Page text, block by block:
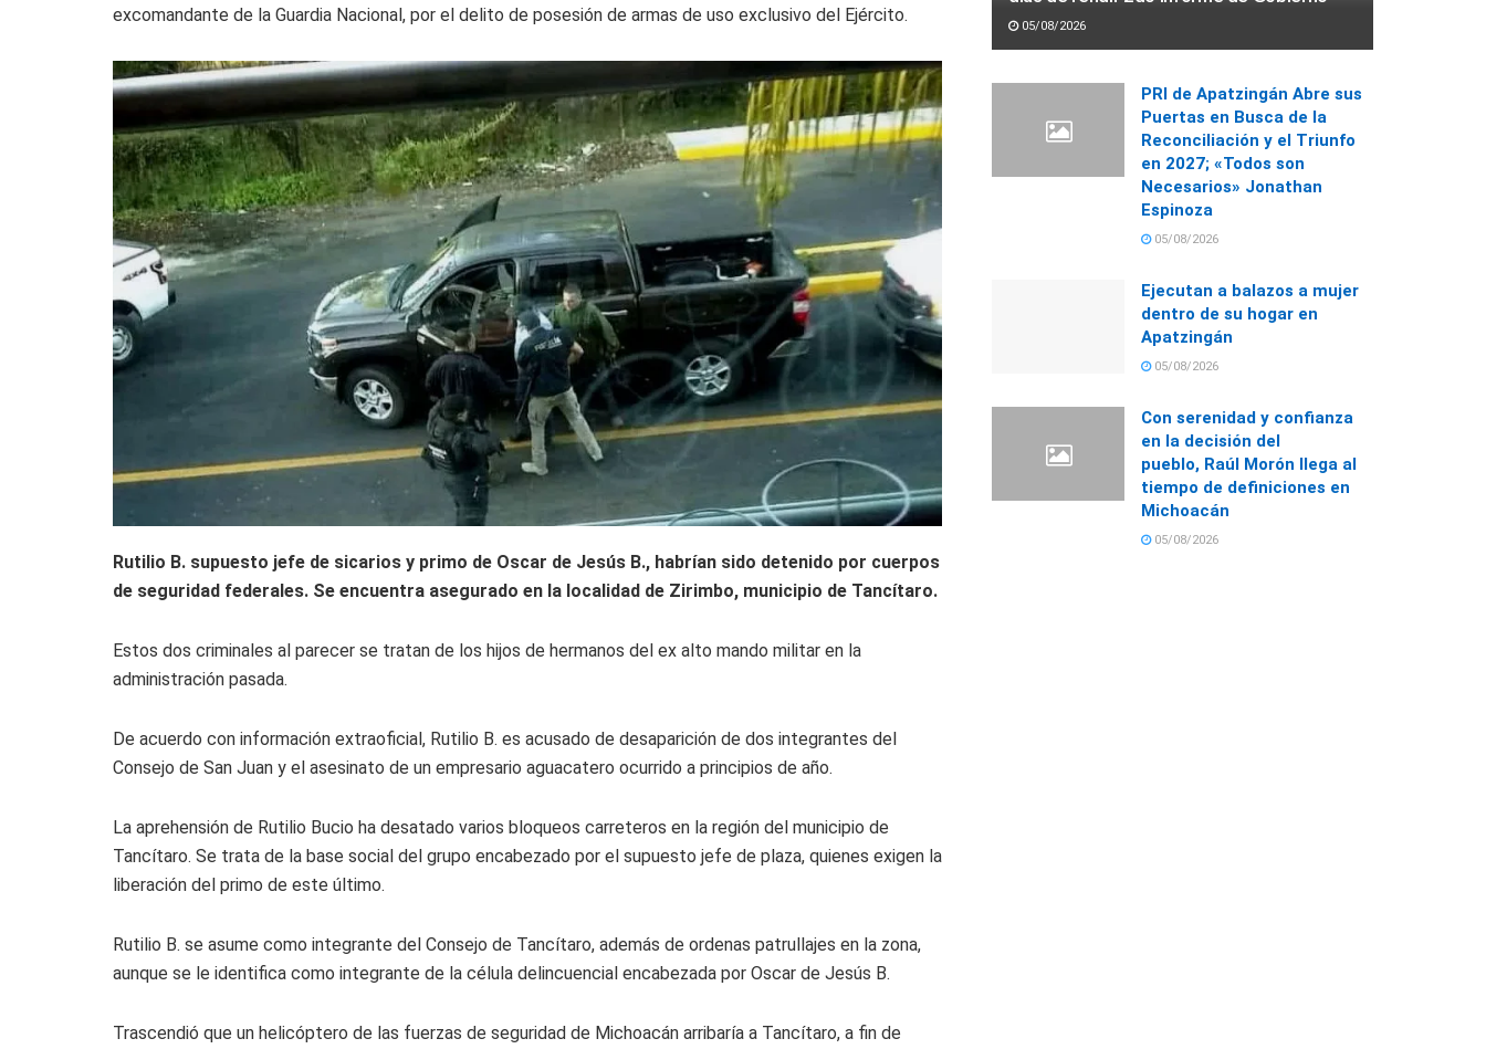
excomandante de la Guardia Nacional, por el delito de posesión de armas de uso exclusivo del Ejército.
Rutilio B. supuesto jefe de sicarios y primo de Oscar de Jesús B., habrían sido detenido por cuerpos
de seguridad federales. Se encuentra asegurado en la localidad de Zirimbo, municipio de Tancítaro.
Estos dos criminales al parecer se tratan de los hijos de hermanos del ex alto mando militar en la
administración pasada.
De acuerdo con información extraoficial, Rutilio B. es acusado de desaparición de dos integrantes del
Consejo de San Juan y el asesinato de un empresario aguacatero ocurrido a principios de año.
La aprehensión de Rutilio Bucio ha desatado varios bloqueos carreteros en la región del municipio de
Tancítaro. Se trata de la base social del grupo encabezado por el supuesto jefe de plaza, quienes exigen la
liberación del primo de este último.
Rutilio B. se asume como integrante del Consejo de Tancítaro, además de ordenas patrullajes en la zona,
aunque se le identifica como integrante de la célula delincuencial encabezada por Oscar de Jesús B.
Trascendió que un helicóptero de las fuerzas de seguridad de Michoacán arribaría a Tancítaro, a fin de
05/08/2026
PRI de Apatzingán Abre sus
Puertas en Busca de la
Reconciliación y el Triunfo
en 2027; «Todos son
Necesarios» Jonathan
Espinoza
05/08/2026
Ejecutan a balazos a mujer
dentro de su hogar en
Apatzingán
05/08/2026
Con serenidad y confianza
en la decisión del
pueblo, Raúl Morón llega al
tiempo de definiciones en
Michoacán
05/08/2026